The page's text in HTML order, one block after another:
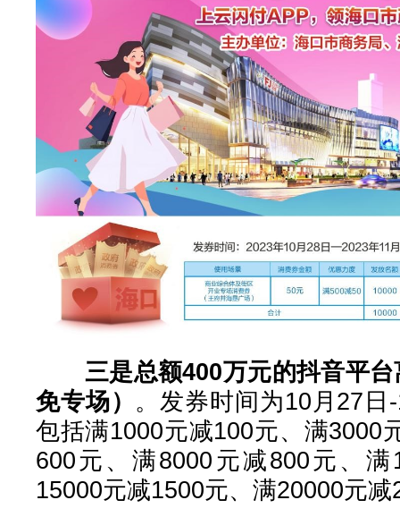
三是总额400万元的抖音平
免专场） 。发券时间为10月27
包括满1000元减100元、满3000
600元、满8000元减800元、
15000元减1500元、满20000元